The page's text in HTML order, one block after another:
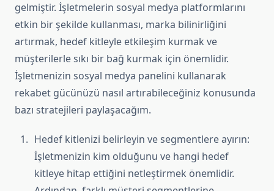
gelmiştir. İşletmelerin sosyal medya platformlarını
etkin bir şekilde kullanması, marka bilinirliğini
artırmak, hedef kitleyle etkileşim kurmak ve
müşterilerle sıkı bir bağ kurmak için önemlidir.
İşletmenizin sosyal medya panelini kullanarak
rekabet gücünüzü nasıl artırabileceğiniz konusunda
bazı stratejileri paylaşacağım.
Hedef kitlenizi belirleyin ve segmentlere ayırın:
İşletmenizin kim olduğunu ve hangi hedef
kitleye hitap ettiğini netleştirmek önemlidir.